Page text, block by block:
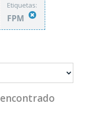
Etiquetas:
FPM